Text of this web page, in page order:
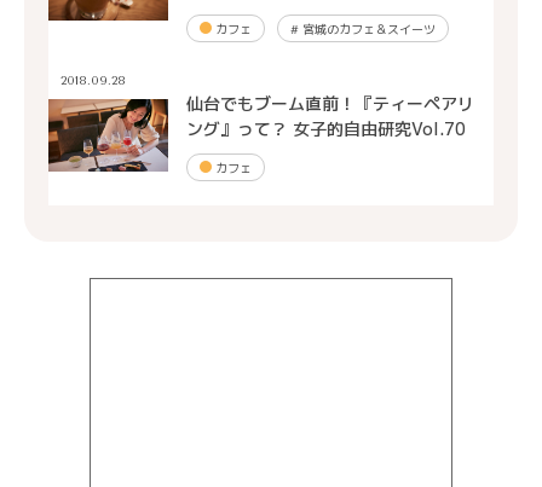
カフェ #宮城のカフェ＆スイーツ
2018.09.28
仙台でもブーム直前！『ティーペアリ
ング』って？ 女子的自由研究Vol.70
カフェ